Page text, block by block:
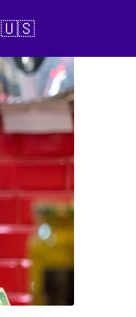
🇺🇸